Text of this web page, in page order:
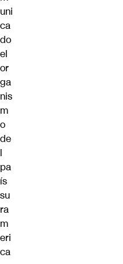
uni
ca
do
el
or
ga
nis
m
o
de
l
pa
ís
su
ra
m
eri
ca